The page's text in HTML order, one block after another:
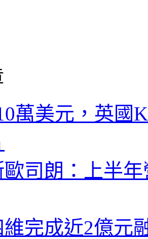
萬美元，英國
司朗：上半
完成近2億元